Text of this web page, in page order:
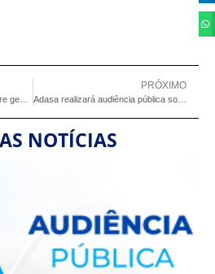
PRÓXIMO
Adasa realizará audiência pública sobre indicadores operacionais da prestação de serviços de água e esgoto no DF
NOTÍCIAS